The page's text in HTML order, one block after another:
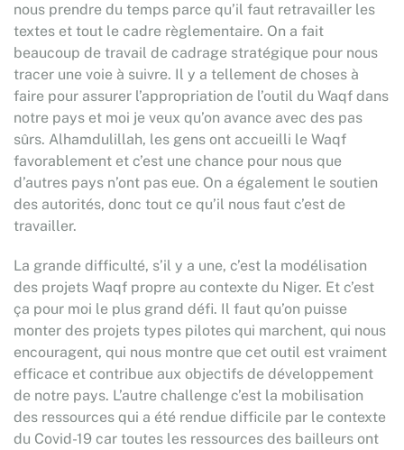
nous prendre du temps parce qu’il faut retravailler les
textes et tout le cadre règlementaire. On a fait
beaucoup de travail de cadrage stratégique pour nous
tracer une voie à suivre. Il y a tellement de choses à
faire pour assurer l’appropriation de l’outil du Waqf dans
notre pays et moi je veux qu’on avance avec des pas
sûrs. Alhamdulillah, les gens ont accueilli le Waqf
favorablement et c’est une chance pour nous que
d’autres pays n’ont pas eue. On a également le soutien
des autorités, donc tout ce qu’il nous faut c’est de
travailler.
La grande difficulté, s’il y a une, c’est la modélisation
des projets Waqf propre au contexte du Niger. Et c’est
ça pour moi le plus grand défi. Il faut qu’on puisse
monter des projets types pilotes qui marchent, qui nous
encouragent, qui nous montre que cet outil est vraiment
efficace et contribue aux objectifs de développement
de notre pays. L’autre challenge c’est la mobilisation
des ressources qui a été rendue difficile par le contexte
du Covid-19 car toutes les ressources des bailleurs ont